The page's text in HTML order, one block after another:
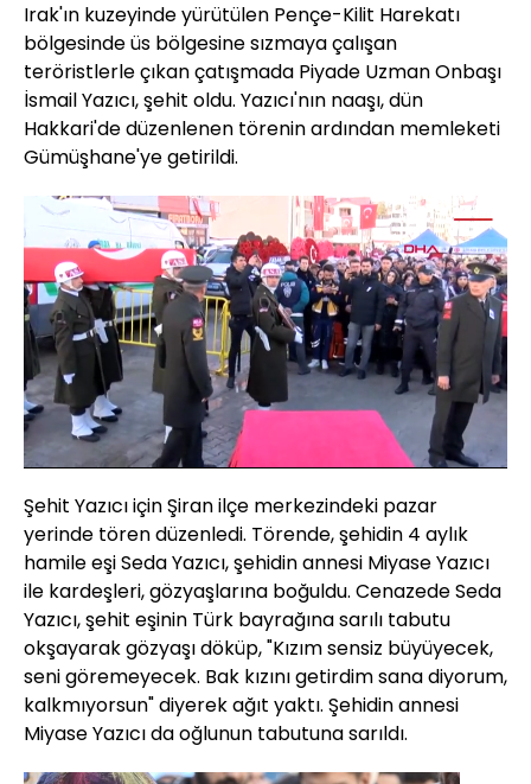
Irak'ın kuzeyinde yürütülen Pençe-Kilit Harekatı
bölgesinde üs bölgesine sızmaya çalışan
teröristlerle çıkan çatışmada Piyade Uzman Onbaşı
İsmail Yazıcı, şehit oldu. Yazıcı'nın naaşı, dün
Hakkari'de düzenlenen törenin ardından memleketi
Gümüşhane'ye getirildi.
Sesi
Aç
Yüklendi
12.83%
Oynatma
Hızı
Şehit Yazıcı için Şiran ilçe merkezindeki pazar
yerinde tören düzenledi. Törende, şehidin 4 aylık
hamile eşi Seda Yazıcı, şehidin annesi Miyase Yazıcı
ile kardeşleri, gözyaşlarına boğuldu. Cenazede Seda
Yazıcı, şehit eşinin Türk bayrağına sarılı tabutu
okşayarak gözyaşı döküp, "Kızım sensiz büyüyecek,
seni göremeyecek. Bak kızını getirdim sana diyorum,
kalkmıyorsun" diyerek ağıt yaktı. Şehidin annesi
Miyase Yazıcı da oğlunun tabutuna sarıldı.